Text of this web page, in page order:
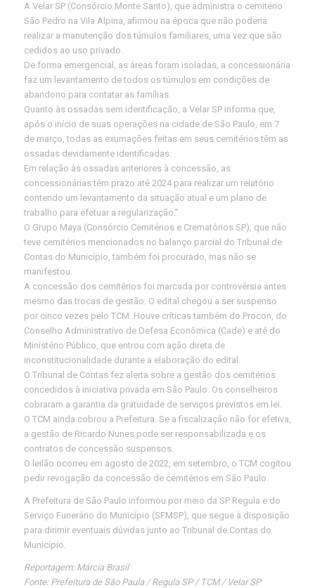
A Velar SP (Consórcio Monte Santo), que administra o cemitério
São Pedro na Vila Alpina, afirmou na época que não poderia
realizar a manutenção dos túmulos familiares, uma vez que são
cedidos ao uso privado.
De forma emergencial, as áreas foram isoladas, a concessionária
faz um levantamento de todos os túmulos em condições de
abandono para contatar as famílias.
Quanto às ossadas sem identificação, a Velar SP informa que,
após o início de suas operações na cidade de São Paulo, em 7
de março, todas as exumações feitas em seus cemitérios têm as
ossadas devidamente identificadas.
Em relação às ossadas anteriores à concessão, as
concessionárias têm prazo até 2024 para realizar um relatório
contendo um levantamento da situação atual e um plano de
trabalho para efetuar a regularização.”
O Grupo Maya (Consórcio Cemitérios e Crematórios SP), que não
teve cemitérios mencionados no balanço parcial do Tribunal de
Contas do Município, também foi procurado, mas não se
manifestou.
A concessão dos cemitérios foi marcada por controvérsia antes
mesmo das trocas de gestão. O edital chegou a ser suspenso
por cinco vezes pelo TCM. Houve críticas também do Procon, do
Conselho Administrativo de Defesa Econômica (Cade) e até do
Ministério Público, que entrou com ação direta de
inconstitucionalidade durante a elaboração do edital.
O Tribunal de Contas fez alerta sobre a gestão dos cemitérios
concedidos à iniciativa privada em São Paulo. Os conselheiros
cobraram a garantia da gratuidade de serviços previstos em lei.
O TCM ainda cobrou a Prefeitura. Se a fiscalização não for efetiva,
a gestão de Ricardo Nunes pode ser responsabilizada e os
contratos de concessão suspensos.
O leilão ocorreu em agosto de 2022, em setembro, o TCM cogitou
pedir revogação da concessão de cemitérios em São Paulo.
A Prefeitura de São Paulo informou por meio da SP Regula e do
Serviço Funerário do Município (SFMSP), que segue à disposição
para dirimir eventuais dúvidas junto ao Tribunal de Contas do
Município.
Reportagem: Márcia Brasil
Fonte: Prefeitura de São Paula / Regula SP / TCM / Velar SP